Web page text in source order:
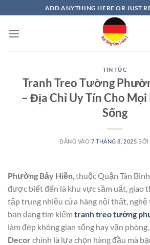
qua
nội
ADD ANYTHING HERE OR JUST
TIN TỨC
Tranh Treo Tường
– Địa Chỉ Uy Tín Cho Mọi
Sống
ĐĂNG VÀO 7 THÁNG 8, 2025 BỞI
Phường Bảy Hiền , thuộc Quận Tân
được biết đến là khu vực sầm uất, giao
tập trung nhiều cửa hàng nội thất,
bạn đang tìm kiếm tranh treo tường
làm đẹp không gian sống hay văn
Decor chính là lựa chọn hàng đầu mà